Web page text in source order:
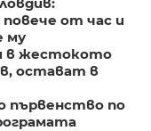
от час и
му
в жестокото
остават в
първенство по